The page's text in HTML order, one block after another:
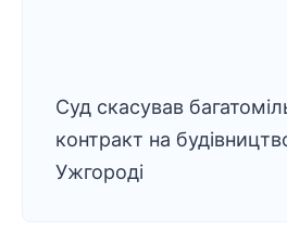
Суд скасував
контракт на
Ужгороді